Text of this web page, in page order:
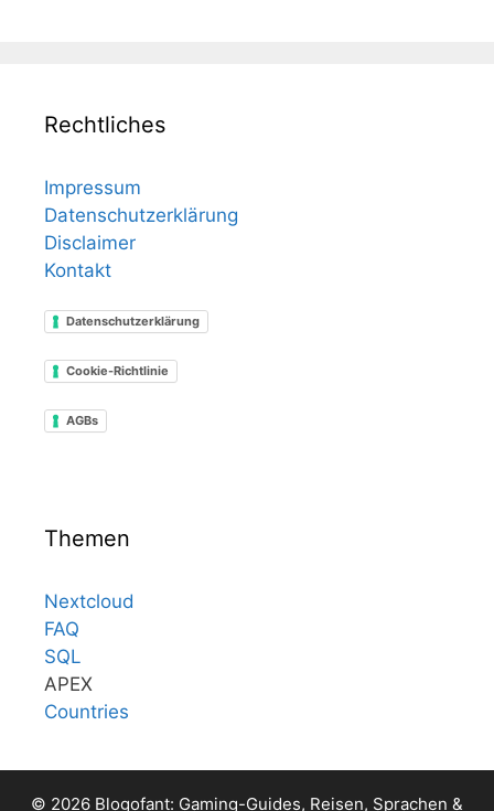
Rechtliches
Impressum
Datenschutzerklärung
Disclaimer
Kontakt
Datenschutzerklärung
Cookie-Richtlinie
AGBs
Themen
Nextcloud
FAQ
SQL
APEX
Countries
© 2026 Blogofant: Gaming-Guides, Reisen, Sprachen &